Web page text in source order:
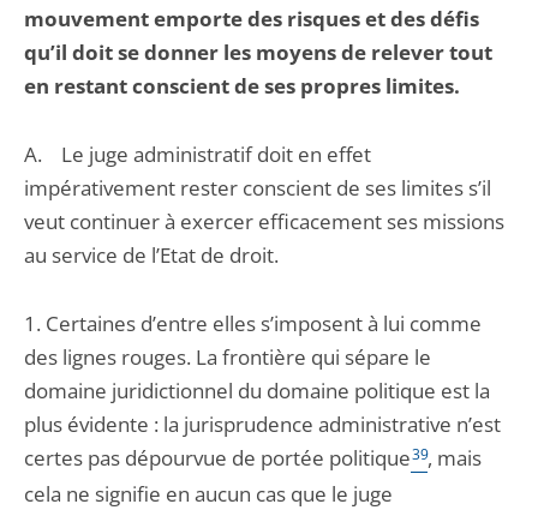
mouvement emporte des risques et des défis
qu’il doit se donner les moyens de relever tout
en restant conscient de ses propres limites.
A. Le juge administratif doit en effet
impérativement rester conscient de ses limites s’il
veut continuer à exercer efficacement ses missions
au service de l’Etat de droit.
1. Certaines d’entre elles s’imposent à lui comme
des lignes rouges. La frontière qui sépare le
domaine juridictionnel du domaine politique est la
plus évidente : la jurisprudence administrative n’est
certes pas dépourvue de portée politique39, mais
cela ne signifie en aucun cas que le juge